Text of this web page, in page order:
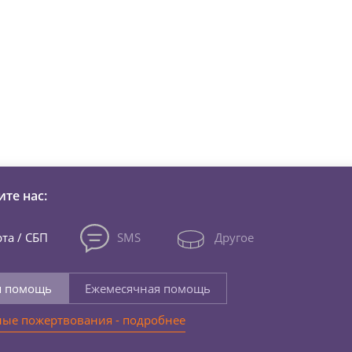
нас:
/ СБП SMS Другое
помощь
Ежемесячная помощь
пожертвования - подробнее